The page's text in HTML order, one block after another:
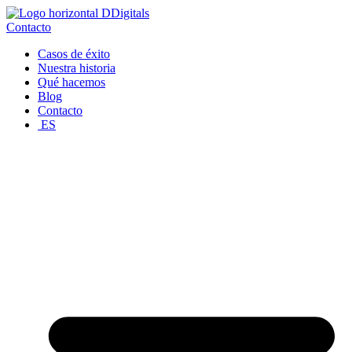
Ir
al
Contacto
Casos de éxito
Nuestra historia
Qué hacemos
Blog
Contacto
ES